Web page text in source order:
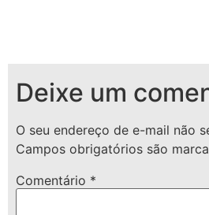
Deixe um
O seu endereço de e-mail não
Campos obrigatórios são
Comentário *